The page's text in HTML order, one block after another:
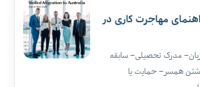
مهاجرت کاری در
مدرک تحصیلی– سابقه
همسر– حمایت یا